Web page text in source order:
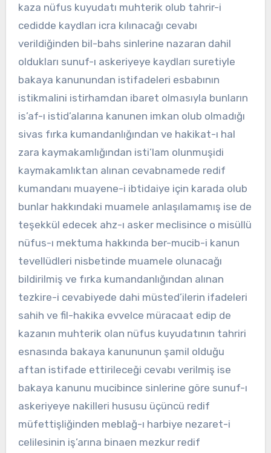
kaza nüfus kuyudatı muhterik olub tahrir-i
cedidde kaydları icra kılınacağı cevabı
verildiğinden bil-bahs sinlerine nazaran dahil
oldukları sunuf-ı askeriyeye kaydları suretiyle
bakaya kanunundan istifadeleri esbabının
istikmalini istirhamdan ibaret olmasıyla bunların
is’af-ı istid’alarına kanunen imkan olub olmadığı
sivas fırka kumandanlığından ve hakikat-ı hal
zara kaymakamlığından isti’lam olunmuşidi
kaymakamlıktan alınan cevabnamede redif
kumandanı muayene-i ibtidaiye için karada olub
bunlar hakkındaki muamele anlaşılamamış ise de
teşekkül edecek ahz-ı asker meclisince o misüllü
nüfus-ı mektuma hakkında ber-mucib-i kanun
tevellüdleri nisbetinde muamele olunacağı
bildirilmiş ve fırka kumandanlığından alınan
tezkire-i cevabiyede dahi müsted’ilerin ifadeleri
sahih ve fil-hakika evvelce müracaat edip de
kazanın muhterik olan nüfus kuyudatının tahriri
esnasında bakaya kanununun şamil olduğu
aftan istifade ettirileceği cevabı verilmiş ise
bakaya kanunu mucibince sinlerine göre sunuf-ı
askeriyeye nakilleri hususu üçüncü redif
müfettişliğinden meblağ-ı harbiye nezaret-i
celilesinin iş’arına binaen mezkur redif